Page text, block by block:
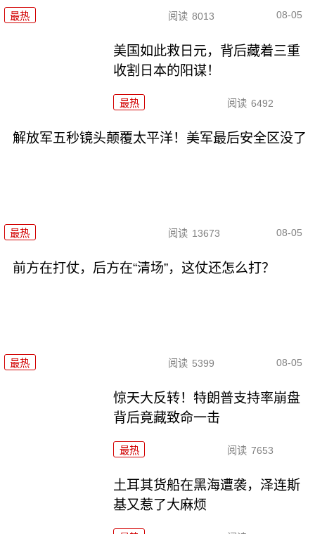
最热 阅读 8013 08-05
美国如此救日元，背后藏着三重
收割日本的阳谋！
最热 阅读 6492
解放军五秒镜头颠覆太平洋！美军最后安全区没了
最热 阅读 13673 08-05
前方在打仗，后方在“清场”，这仗还怎么打？
最热 阅读 5399 08-05
惊天大反转！特朗普支持率崩盘
背后竟藏致命一击
最热 阅读 7653
土耳其货船在黑海遭袭，泽连斯
基又惹了大麻烦